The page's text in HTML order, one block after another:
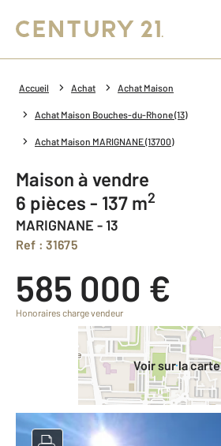
Accueil Achat Achat Maison
Achat Maison Bouches-du-Rhone (13)
Achat Maison MARIGNANE (13700)
Maison à vendre
6 pièces - 137 m2
MARIGNANE - 13
Ref : 31675
585 000 €
Honoraires charge vendeur
Voir sur la carte